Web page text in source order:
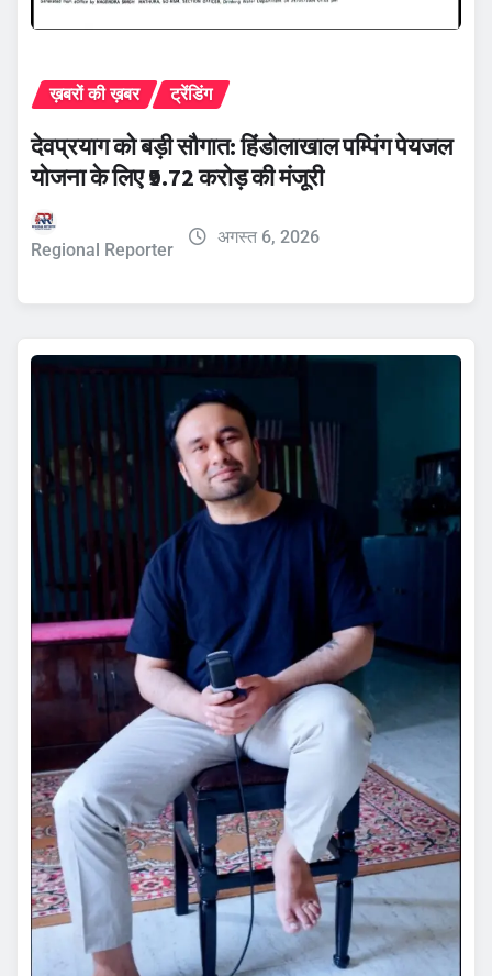
ख़बरों की ख़बर ट्रेंडिंग
देवप्रयाग को बड़ी सौगात: हिंडोलाखाल पम्पिंग पेयजल
योजना के लिए ₹9.72 करोड़ की मंजूरी
Regional Reporter
अगस्त 6, 2026